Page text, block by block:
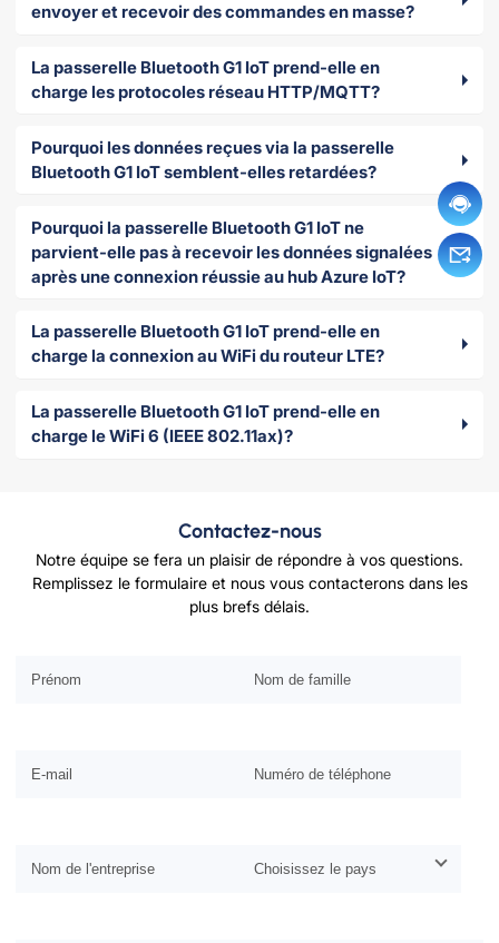
envoyer et recevoir des commandes en masse?
La passerelle Bluetooth G1 IoT prend-elle en
charge les protocoles réseau HTTP/MQTT?
Pourquoi les données reçues via la passerelle
Bluetooth G1 IoT semblent-elles retardées?
Pourquoi la passerelle Bluetooth G1 IoT ne
parvient-elle pas à recevoir les données signalées
après une connexion réussie au hub Azure IoT?
La passerelle Bluetooth G1 IoT prend-elle en
charge la connexion au WiFi du routeur LTE?
La passerelle Bluetooth G1 IoT prend-elle en
charge le WiFi 6 (IEEE 802.11ax)?
Contactez-nous
Notre équipe se fera un plaisir de répondre à vos questions.
Remplissez le formulaire et nous vous contacterons dans les
plus brefs délais.